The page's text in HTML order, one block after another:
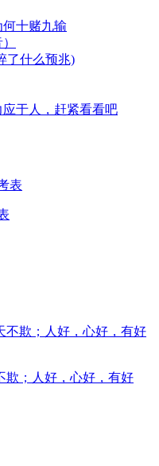
十赌九输
了什么预兆)
于人，赶紧看看吧
欺；人好，心好，有好